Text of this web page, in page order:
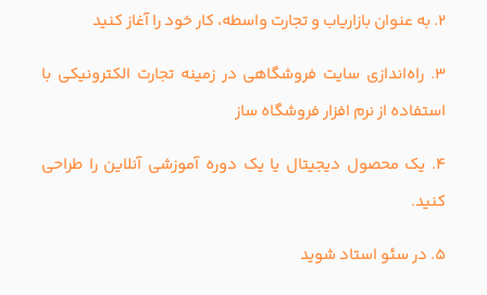
۲. به عنوان بازاریاب و تجارت واسطه، کار خود را آغاز کنید
۳. راه‌اندازی سایت فروشگاهی در زمینه تجارت الکترونیکی با
استفاده از نرم افزار فروشگاه ساز
۴. یک محصول دیجیتال یا یک دوره آموزشی آنلاین را طراحی
کنید.
۵. در سئو استاد شوید